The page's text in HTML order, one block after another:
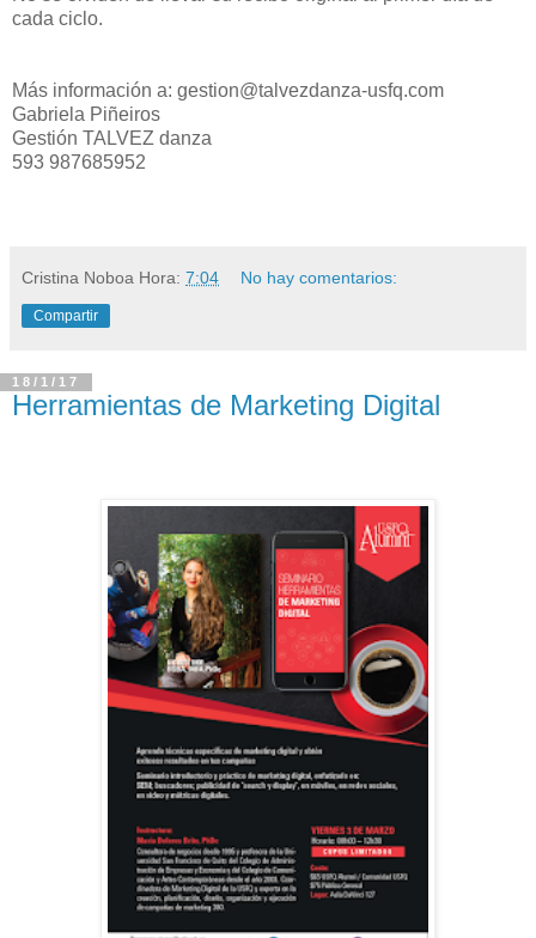
cada ciclo.
Más información a: gestion@talvezdanza-usfq.com
Gabriela Piñeiros
Gestión TALVEZ danza
593 987685952
Cristina Noboa Hora: 7:04 No hay comentarios:
Compartir
18/1/17
Herramientas de Marketing Digital